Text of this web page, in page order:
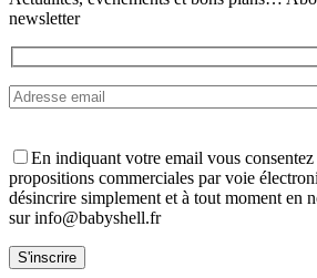
du
newsletter
En indiquant votre email vous
propositions commerciales par voie
désincrire simplement et à tout moment en
sur info@babyshell.fr